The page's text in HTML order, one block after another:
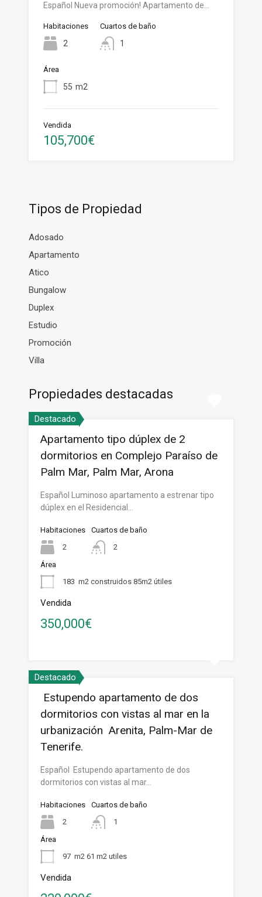
Español Nueva promoción! Apartamento de…
Habitaciones
2
Cuartos de baño
1
Área
55 m2
Vendida
105,700€
Tipos de Propiedad
Adosado
Apartamento
Atico
Bungalow
Duplex
Estudio
Promoción
Villa
Propiedades destacadas
Destacado
Apartamento tipo dúplex de 2
dormitorios en Complejo Paraíso de
Palm Mar, Palm Mar, Arona
Español Luminoso apartamento a estrenar tipo
dúplex en el Residencial…
Habitaciones
2
Cuartos de baño
2
Área
183 m2 construidos 85m2 útiles
Vendida
350,000€
Destacado
Estupendo apartamento de dos
dormitorios con vistas al mar en la
urbanización Arenita, Palm-Mar de
Tenerife.
Español Estupendo apartamento de dos
dormitorios con vistas al mar…
Habitaciones
2
Cuartos de baño
1
Área
97 m2 61 m2 utiles
Vendida